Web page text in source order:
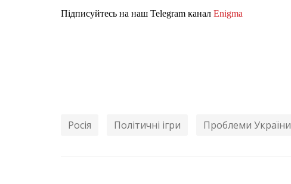
Підписуйтесь на наш Telegram канал Enigma
Росія Політичні ігри Проблеми України